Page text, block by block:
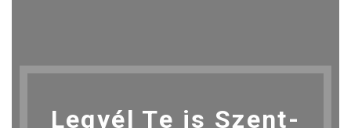
Legyél Te is Szent-